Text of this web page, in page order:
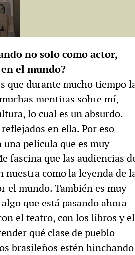
no solo como actor,
el mundo?
que durante mucho tiempo
mentiras sobre mí,
lo cual es un absurdo.
en ella. Por eso
película que es muy
fascina que las audiencias
como la leyenda de
el mundo. También es muy
que está pasando ahora
el teatro, con los libros y el
qué clase de pueblo
brasileños estén hinchando